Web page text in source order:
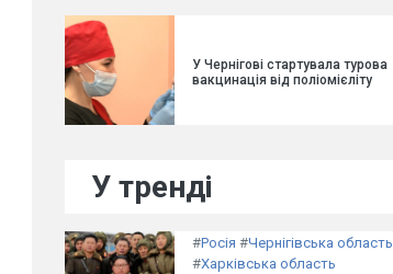
У Чернігові стартувала турова
вакцинація від поліомієліту
У тренді
#Росія #Чернігівська область
#Харківська область